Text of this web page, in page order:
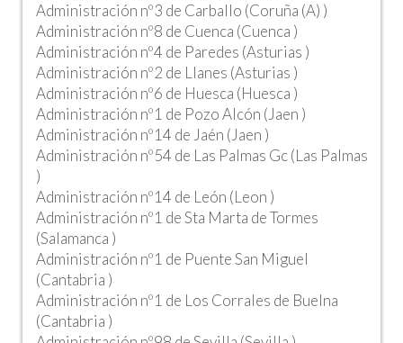
Administración nº3 de Carballo (Coruña (A) )
Administración nº8 de Cuenca (Cuenca )
Administración nº4 de Paredes (Asturias )
Administración nº2 de Llanes (Asturias )
Administración nº6 de Huesca (Huesca )
Administración nº1 de Pozo Alcón (Jaen )
Administración nº14 de Jaén (Jaen )
Administración nº54 de Las Palmas Gc (Las Palmas
)
Administración nº14 de León (Leon )
Administración nº1 de Sta Marta de Tormes
(Salamanca )
Administración nº1 de Puente San Miguel
(Cantabria )
Administración nº1 de Los Corrales de Buelna
(Cantabria )